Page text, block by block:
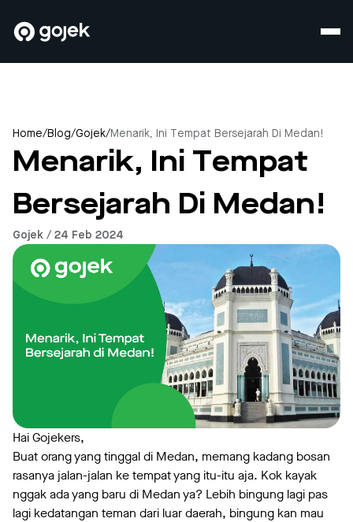
Home/Blog/Gojek/Menarik, Ini Tempat Bersejarah Di Medan!
Menarik, Ini Tempat
Bersejarah Di Medan!
Gojek / 24 Feb 2024
Hai Gojekers,
Buat orang yang tinggal di Medan, memang kadang bosan
rasanya jalan-jalan ke tempat yang itu-itu aja. Kok kayak
nggak ada yang baru di Medan ya? Lebih bingung lagi pas
lagi kedatangan teman dari luar daerah, bingung kan mau